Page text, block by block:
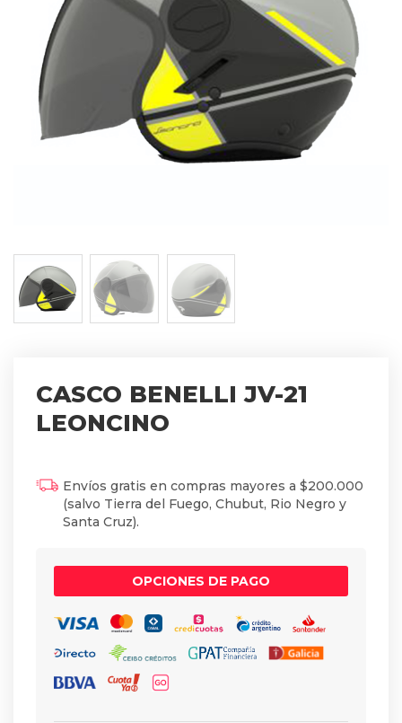
CASCO BENELLI JV-21
LEONCINO
OPCIONES DE PAGO
Envíos gratis en compras mayores a $200.000
(salvo Tierra del Fuego, Chubut, Rio Negro y
Santa Cruz).